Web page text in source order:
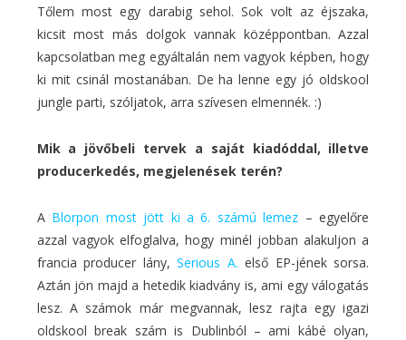
Tőlem most egy darabig sehol. Sok volt az éjszaka,
kicsit most más dolgok vannak középpontban. Azzal
kapcsolatban meg egyáltalán nem vagyok képben, hogy
ki mit csinál mostanában. De ha lenne egy jó oldskool
jungle parti, szóljatok, arra szívesen elmennék. :)
Mik a jövőbeli tervek a saját kiadóddal, illetve
producerkedés, megjelenések terén?
A Blorpon most jött ki a 6. számú lemez – egyelőre
azzal vagyok elfoglalva, hogy minél jobban alakuljon a
francia producer lány,Serious A. első EP-jének sorsa.
Aztán jön majd a hetedik kiadvány is, ami egy válogatás
lesz. A számok már megvannak, lesz rajta egy igazi
oldskool break szám is Dublinból – ami kábé olyan,